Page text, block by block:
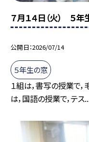
７月１４日（火） ５年
公開日 2026/07/14
５年生の窓
１組は，書写の授業で，
は，国語の授業で，テス